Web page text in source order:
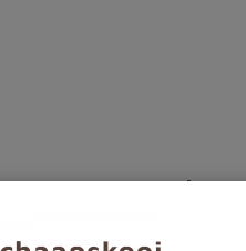
smaak. Met